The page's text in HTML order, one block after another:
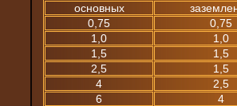
основных
0,75
0,75
1,0
1,0
1,5
1,5
2,5
1,5
4
2,5
6
4